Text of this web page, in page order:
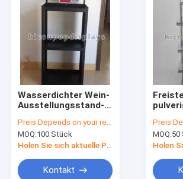
Wasserdichter Wein-
Ausstellungsstand-
Wein-
Präsentationsständer
mit Drucklogo
Preis:Depends on your requirements
MOQ:100 Stück
Holen Sie sich aktuelle Preis
Kontakt
Reihe
Preis:
MOQ:50